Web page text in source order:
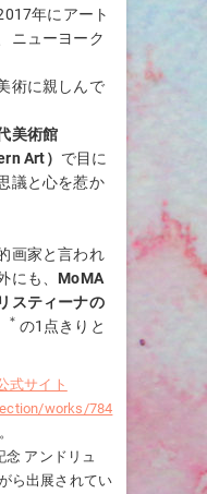
年にアート
ニューヨーク
術に親しんで
美術館
Art） で目に
議と心を惹か
画家と言われ
にも、 MoMA
スティーナの
＊ の1点きりと
式サイト
works/784
念 アンドリュ
ら出展されてい